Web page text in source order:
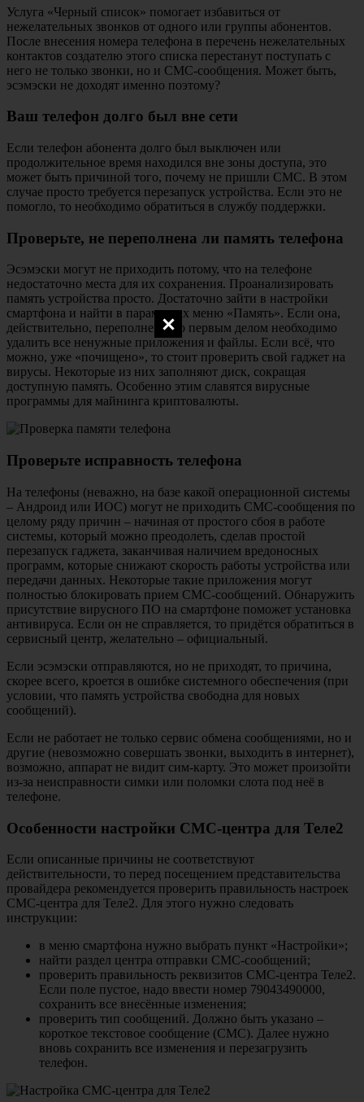
Услуга «Черный список» помогает избавиться от
нежелательных звонков от одного или группы абонентов.
После внесения номера телефона в перечень нежелательных
контактов создателю этого списка перестанут поступать с
него не только звонки, но и СМС-сообщения. Может быть,
эсэмэски не доходят именно поэтому?
Ваш телефон долго был вне сети
Если телефон абонента долго был выключен или
продолжительное время находился вне зоны доступа, это
может быть причиной того, почему не пришли СМС. В этом
случае просто требуется перезапуск устройства. Если это не
помогло, то необходимо обратиться в службу поддержки.
Проверьте, не переполнена ли память телефона
Эсэмэски могут не приходить потому, что на телефоне
недостаточно места для их сохранения. Проанализировать
память устройства просто. Достаточно зайти в настройки
смартфона и найти в параметрах меню «Память». Если она,
действительно, переполнена, то первым делом необходимо
удалить все ненужные приложения и файлы. Если всё, что
можно, уже «почищено», то стоит проверить свой гаджет на
вирусы. Некоторые из них заполняют диск, сокращая
доступную память. Особенно этим славятся вирусные
программы для майнинга криптовалюты.
Проверьте исправность телефона
На телефоны (неважно, на базе какой операционной системы
– Андроид или ИОС) могут не приходить СМС-сообщения по
целому ряду причин – начиная от простого сбоя в работе
системы, который можно преодолеть, сделав простой
перезапуск гаджета, заканчивая наличием вредоносных
программ, которые снижают скорость работы устройства или
передачи данных. Некоторые такие приложения могут
полностью блокировать прием СМС-сообщений. Обнаружить
присутствие вирусного ПО на смартфоне поможет установка
антивируса. Если он не справляется, то придётся обратиться в
сервисный центр, желательно – официальный.
Если эсэмэски отправляются, но не приходят, то причина,
скорее всего, кроется в ошибке системного обеспечения (при
условии, что память устройства свободна для новых
сообщений).
Если не работает не только сервис обмена сообщениями, но и
другие (невозможно совершать звонки, выходить в интернет),
возможно, аппарат не видит сим-карту. Это может произойти
из-за неисправности симки или поломки слота под неё в
телефоне.
Особенности настройки СМС-центра для Теле2
Если описанные причины не соответствуют
действительности, то перед посещением представительства
провайдера рекомендуется проверить правильность настроек
СМС-центра для Теле2. Для этого нужно следовать
инструкции:
в меню смартфона нужно выбрать пункт «Настройки»;
найти раздел центра отправки СМС-сообщений;
проверить правильность реквизитов СМС-центра Теле2.
Если поле пустое, надо ввести номер 79043490000,
сохранить все внесённые изменения;
проверить тип сообщений. Должно быть указано –
короткое текстовое сообщение (СМС). Далее нужно
вновь сохранить все изменения и перезагрузить
телефон.